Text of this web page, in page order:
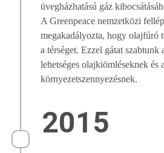
üvegházhatású gáz
A Greenpeace nemzetközi
megakadályozta, hogy olajfúró
a térséget. Ezzel gátat szabtunk
lehetséges olajkiömléseknek és
környezetszennyezésnek.
2015